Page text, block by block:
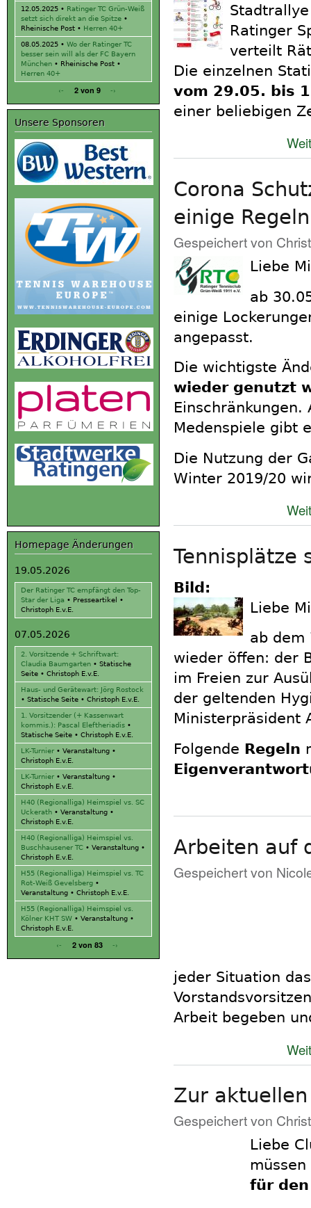
12.05.2025 • Ratinger TC Grün-Weiß
setzt sich direkt an die Spitze •
Rheinische Post • Herren 40+
08.05.2025 • Wo der Ratinger TC
besser sein will als der FC Bayern
München • Rheinische Post •
Herren 40+
‹- 2 von 9 -›
Unsere Sponsoren
Homepage Änderungen
19.05.2026
Der Ratinger TC empfängt den Top-
Star der Liga • Presseartikel
•
Christoph E.v.E.
07.05.2026
2. Vorsitzende + Schriftwart:
Claudia Baumgarten • Statische
Seite • Christoph E.v.E.
Haus- und Gerätewart: Jörg Rostock
• Statische Seite • Christoph E.v.E.
1. Vorsitzender (+ Kassenwart
kommis.): Pascal Eleftheriadis •
Statische Seite • Christoph E.v.E.
LK-Turnier • Veranstaltung •
Christoph E.v.E.
LK-Turnier • Veranstaltung •
Christoph E.v.E.
H40 (Regionalliga) Heimspiel vs. SC
Uckerath • Veranstaltung •
Christoph E.v.E.
H40 (Regionalliga) Heimspiel vs.
Buschhausener TC • Veranstaltung •
Christoph E.v.E.
H55 (Regionalliga) Heimspiel vs. TC
Rot-Weiß Gevelsberg •
Veranstaltung • Christoph E.v.E.
H55 (Regionalliga) Heimspiel vs.
Kölner KHT SW • Veranstaltung •
Christoph E.v.E.
‹- 2 von 83 -›
Ratinger
verteilt
Die einzelnen
vom 29.05. bis
einer beliebigen
Corona
einige
Gespeichert von
Liebe
ab
einige
angepasst.
Die wichtigste
wieder genutzt
Medenspiele gibt
Die Nutzung der
Winter 2019/20
Tennisplätze
Bild:
Liebe
ab dem
wieder öffen: der
im Freien zur
der geltenden
Ministerpräsident
Folgende Regeln
Arbeiten auf
Gespeichert von
jeder Situation
Arbeit begeben
Zur
Gespeichert von
Liebe
für